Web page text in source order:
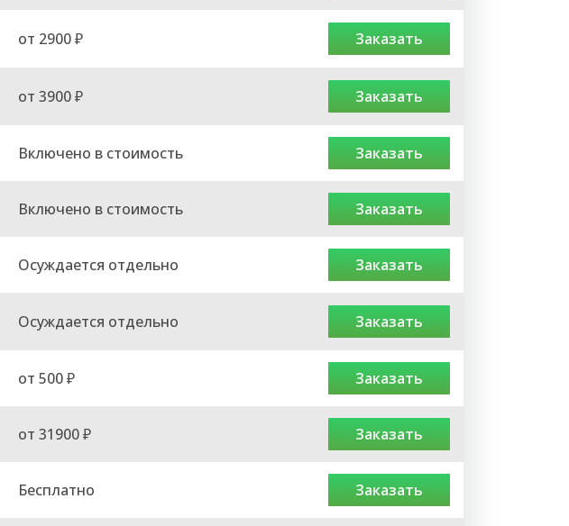
от 2900 ₽ заказать
от 3900 ₽ заказать
Включено в стоимость заказать
Включено в стоимость заказать
Осуждается отдельно заказать
Осуждается отдельно заказать
от 500 ₽ заказать
от 31900 ₽ заказать
Бесплатно заказать